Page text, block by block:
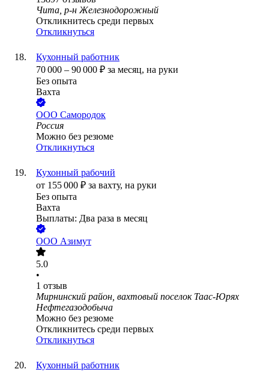
Чита, р-н Железнодорожный
Откликнитесь среди первых
Откликнуться
Кухонный работник
70 000 – 90 000 ₽ за месяц, на руки
Без опыта
Вахта
ООО Самородок
Россия
Можно без резюме
Откликнуться
Кухонный рабочий
от 155 000 ₽ за вахту, на руки
Без опыта
Вахта
Выплаты: Два раза в месяц
ООО Азимут
5.0
•
1 отзыв
Мирнинский район, вахтовый поселок Таас-Юрях
Нефтегазодобыча
Можно без резюме
Откликнитесь среди первых
Откликнуться
Кухонный работник